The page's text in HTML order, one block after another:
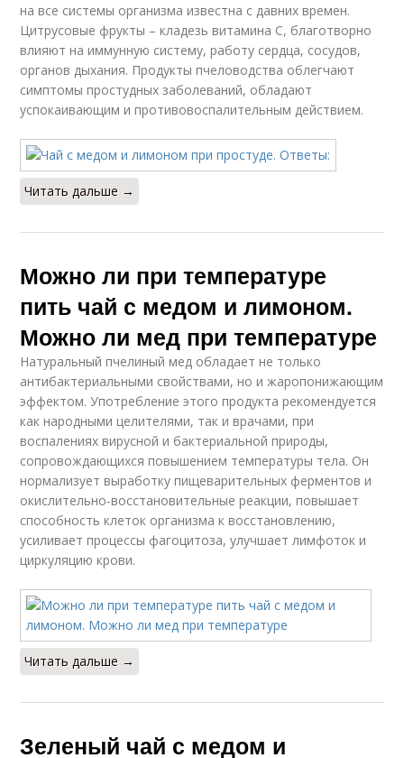
на все системы организма известна с давних времен.
Цитрусовые фрукты – кладезь витамина C, благотворно
влияют на иммунную систему, работу сердца, сосудов,
органов дыхания. Продукты пчеловодства облегчают
симптомы простудных заболеваний, обладают
успокаивающим и противовоспалительным действием.
Читать дальше →
Можно ли при температуре
пить чай с медом и лимоном.
Можно ли мед при температуре
Натуральный пчелиный мед обладает не только
антибактериальными свойствами, но и жаропонижающим
эффектом. Употребление этого продукта рекомендуется
как народными целителями, так и врачами, при
воспалениях вирусной и бактериальной природы,
сопровождающихся повышением температуры тела. Он
нормализует выработку пищеварительных ферментов и
окислительно-восстановительные реакции, повышает
способность клеток организма к восстановлению,
усиливает процессы фагоцитоза, улучшает лимфоток и
циркуляцию крови.
Читать дальше →
Зеленый чай с медом и